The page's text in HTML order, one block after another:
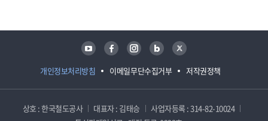
개인정보처리방침 이메일무단수집거부 저작권정책
유튜브 페이스북 인스타그램 블로그 트위터
상호 : 한국철도공사 대표자 : 김태승
사업자등록 : 314-82-10024